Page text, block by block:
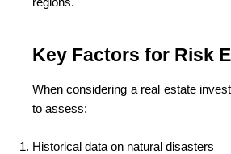
Key Factors for Risk
When considering a real estate
to assess:
Historical data on natural disasters